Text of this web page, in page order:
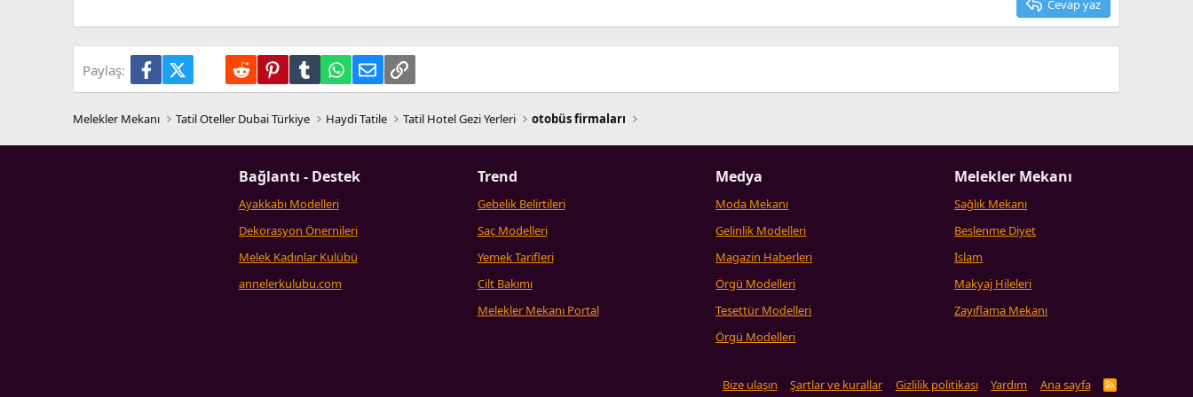
Cevap yaz
Paylaş: FacebookX (Twitter)LinkedIn
Reddit PinterestTumblrWhatsApp
E-postaLink
Melekler Mekanı Tatil Oteller Dubai Türkiye Haydi Tatile Tatil Hotel Gezi Yerleri otobüs firmaları
Bağlantı - Destek
Ayakkabı Modelleri
Dekorasyon Önernileri
Melek Kadınlar Kulübü
annelerkulubu.com
Trend
Gebelik Belirtileri
Saç Modelleri
Yemek Tarifleri
Cilt Bakımı
Melekler Mekanı Portal
Medya
Moda Mekanı
Gelinlik Modelleri
Magazin Haberleri
Örgü Modelleri
Tesettür Modelleri
Örgü Modelleri
Melekler Mekanı
Sağlık Mekanı
Beslenme Diyet
İslam
Makyaj Hileleri
Zayıflama Mekanı
Bize ulaşın Şartlar ve kurallar Gizlilik politikası Yardım Ana sayfa
R